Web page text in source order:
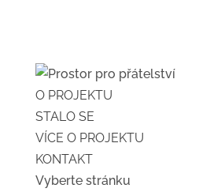
O PROJEKTU
STALO SE
VÍCE O PROJEKTU
KONTAKT
Vyberte stránku